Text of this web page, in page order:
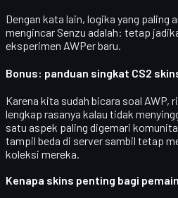
Dengan kata lain, logika yang paling
mengincar Senzu adalah: tetap
eksperimen AWPer baru.
Bonus: panduan singkat CS2
Karena kita sudah bicara soal AWP,
lengkap rasanya kalau tidak
satu aspek paling digemari
tampil beda di server sambil tetap
koleksi mereka.
Kenapa skins penting bagi